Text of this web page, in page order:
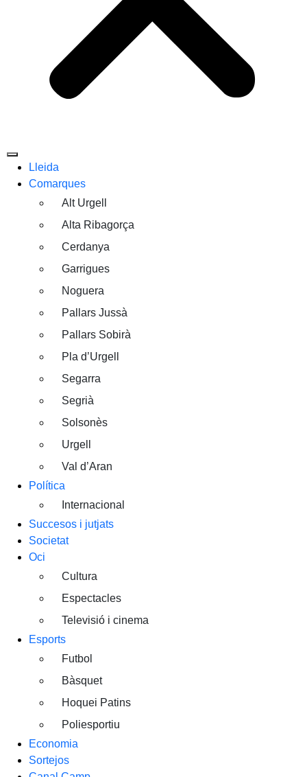
Lleida
Comarques
Alt Urgell
Alta Ribagorça
Cerdanya
Garrigues
Noguera
Pallars Jussà
Pallars Sobirà
Pla d’Urgell
Segarra
Segrià
Solsonès
Urgell
Val d’Aran
Política
Internacional
Succesos i jutjats
Societat
Oci
Cultura
Espectacles
Televisió i cinema
Esports
Futbol
Bàsquet
Hoquei Patins
Poliesportiu
Economia
Sortejos